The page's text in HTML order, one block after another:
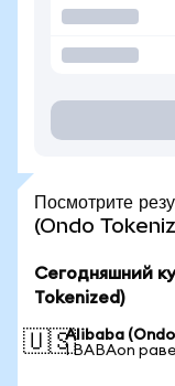
Посмотрите
(Ondo
Сегодняшний
Tokenized)
🇺🇸Alibaba
1 BABAon